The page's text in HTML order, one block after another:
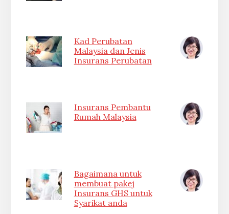
Kad Perubatan
Malaysia dan Jenis
Insurans Perubatan
Insurans Pembantu
Rumah Malaysia
Bagaimana untuk
membuat pakej
Insurans GHS untuk
Syarikat anda